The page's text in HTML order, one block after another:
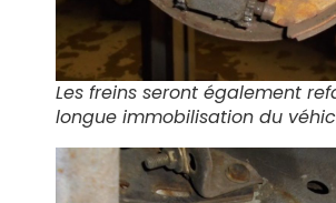
Les freins seront également
longue immobilisation du